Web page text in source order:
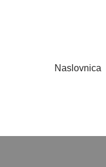
Naslovnica